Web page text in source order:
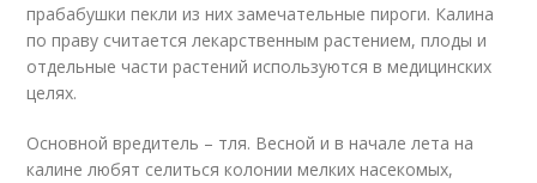
прабабушки пекли из них замечательные пироги. Калина
по праву считается лекарственным растением, плоды и
отдельные части растений используются в медицинских
целях.
Основной вредитель – тля. Весной и в начале лета на
калине любят селиться колонии мелких насекомых,